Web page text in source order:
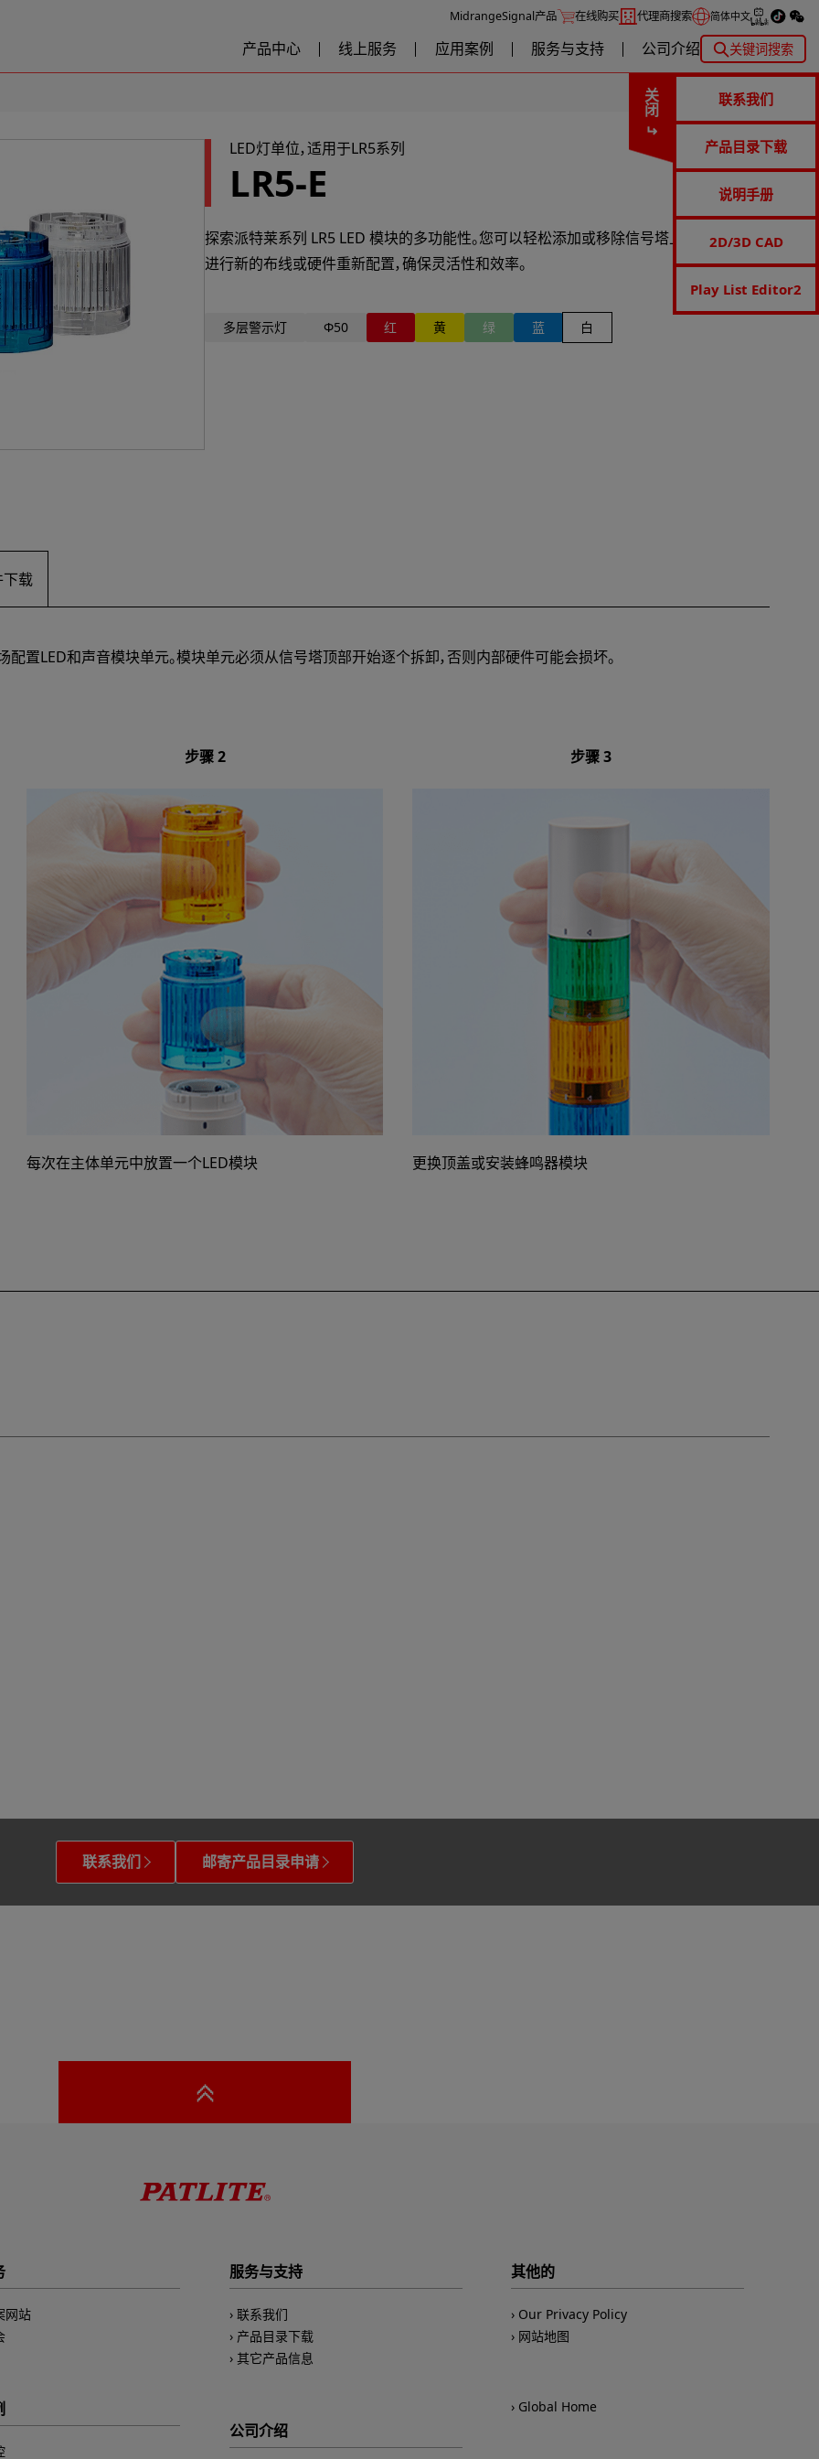
MidrangeSignal产品 在线购买 代理商搜索 简体中文
产品中心 线上服务 应用案例 服务与支持 公司介绍 关键词搜索
关闭 联系我们
产品目录下载
说明手册
2D/3D CAD
Play List Editor2
LED灯单位，适用于LR5系列
LR5-E
探索派特莱系列 LR5 LED 模块的多功能性。您可以轻松添加或移除信号塔上的模块，无需
进行新的布线或硬件重新配置，确保灵活性和效率。
多层警示灯 Φ50 红 黄 绿 蓝 白
载
置LED和声音模块单元。模块单元必须从信号塔顶部开始逐个拆卸，否则内部硬件可能会损坏。
步骤 2
每次在主体单元中放置一个LED模块
步骤 3
更换顶盖或安装蜂鸣器模块
联系我们 邮寄产品目录申请
网站
服务与支持
联系我们
产品目录下载
其它产品信息
公司介绍
其他的
Our Privacy Policy
网站地图
Global Home